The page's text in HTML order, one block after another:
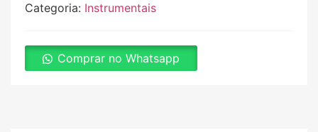
Categoria: Instrumentais
Comprar no Whatsapp